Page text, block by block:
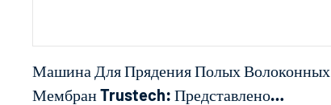
Машина Для Прядения Полых Волоконных
Мембран Trustech: Представлено